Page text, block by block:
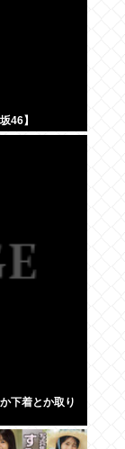
46】
下着とか取り